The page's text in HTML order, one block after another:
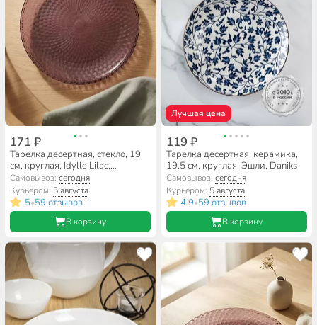
171 ₽
Тарелка десертная, стекло, 19
см, круглая, Idylle Lilac,
Luminarc, A0011/Q1310,
розовая
Самовывоз:сегодня
Курьером: 5 августа
5•59 отзывов
В корзину
Лучшая цена
119 ₽
Тарелка десертная, керамика,
19.5 см, круглая, Эшли, Daniks
Самовывоз: сегодня
Курьером: 5 августа
4.9•59 отзывов
В корзину